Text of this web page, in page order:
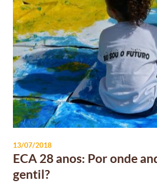
13/07/2018
ECA 28 anos: Por onde
gentil?